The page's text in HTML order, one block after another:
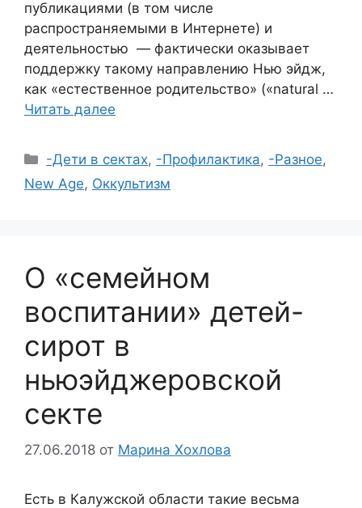
публикациями (в том числе
распространяемыми в Интернете) и
деятельностью — фактически оказывает
поддержку такому направлению Нью эйдж,
как «естественное родительство» («natural …
Читать далее
Рубрики
-Дети в сектах, -Профилактика, -Разное,
New Age, Оккультизм
О «семейном
воспитании» детей-
сирот в
ньюэйджеровской
секте
27.06.2018 от Марина Хохлова
Есть в Калужской области такие весьма